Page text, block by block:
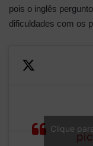
pois o inglês
dificuldades com os
LAP
54/71
7th
Clique